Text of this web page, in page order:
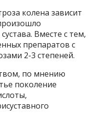
колена зависит
Вместе с тем,
препаратов с
2-3 степеней.
по мнению
поколение